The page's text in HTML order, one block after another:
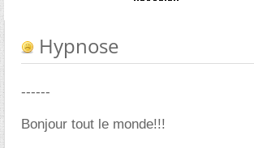
Hypnose
------
Bonjour tout le monde!!!